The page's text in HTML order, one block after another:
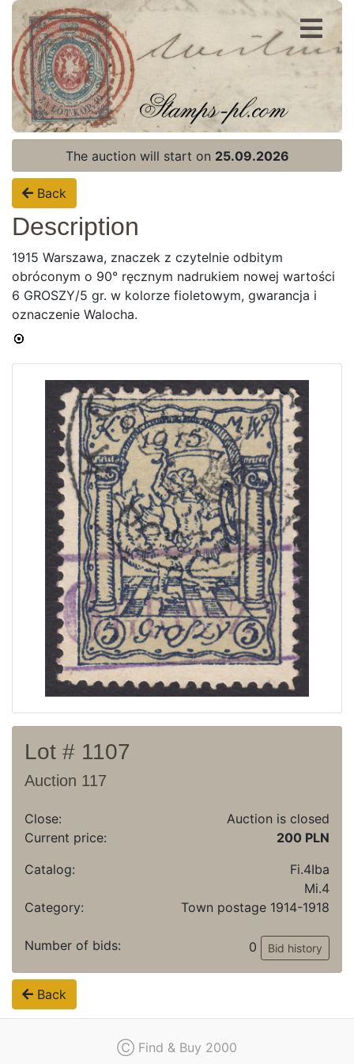
Register
Login
Home page
Current auction
Recent result
Archive
Regulation
Contact
The auction will start on 25.09.2026
Back
Description
1915 Warszawa, znaczek z czytelnie odbitym
obróconym o 90° ręcznym nadrukiem nowej wartości
6 GROSZY/5 gr. w kolorze fioletowym, gwarancja i
oznaczenie Walocha.
Lot # 1107
Auction 117
Close:
Auction is closed
Current price:
200 PLN
Catalog:
Fi.4Iba
Mi.4
Category:
Town postage 1914-1918
Number of bids: 0 Bid history
Back
Ⓒ Find & Buy 2000